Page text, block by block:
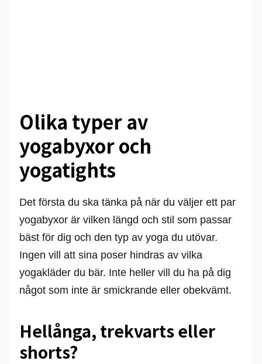
Olika typer av
yogabyxor och
yogatights
Det första du ska tänka på när du väljer ett par
yogabyxor är vilken längd och stil som passar
bäst för dig och den typ av yoga du utövar.
Ingen vill att sina poser hindras av vilka
yogakläder du bär. Inte heller vill du ha på dig
något som inte är smickrande eller obekvämt.
Hellånga, trekvarts eller
shorts?